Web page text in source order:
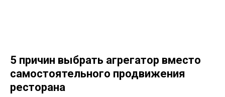
5 причин выбрать агрегатор вместо
самостоятельного продвижения
ресторана